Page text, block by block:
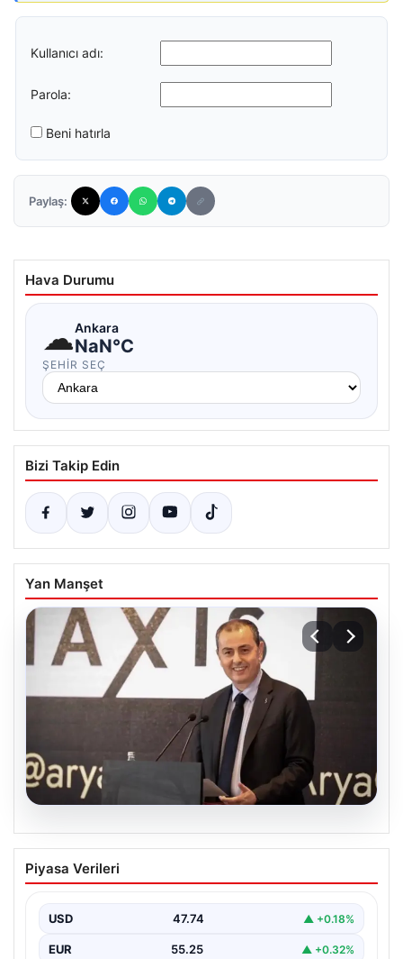
Kullanıcı adı:
Parola:
Beni hatırla
Paylaş:
Hava Durumu
☁Ankara
NaN°C
ŞEHIR SEÇ
Bizi Takip Edin
Yan Manşet
07.08.2026
İş Bankası Yönetiminde Sürpriz
Değişiklik: Hakan Aran Görevini
Türkiye'nin köklü bankalarından İş Bankası'nda yönetim
Bankanın uzun…
Piyasa Verileri
USD 47.74 ▲ +0.18%
EUR 55.25 ▲ +0.32%